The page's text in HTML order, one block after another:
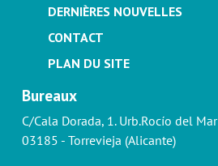
DERNIÈRES NOUVELLES
CONTACT
PLAN DU SITE
Bureaux
C/Cala Dorada, 1. Urb.Rocío del Mar
03185 - Torrevieja (Alicante)